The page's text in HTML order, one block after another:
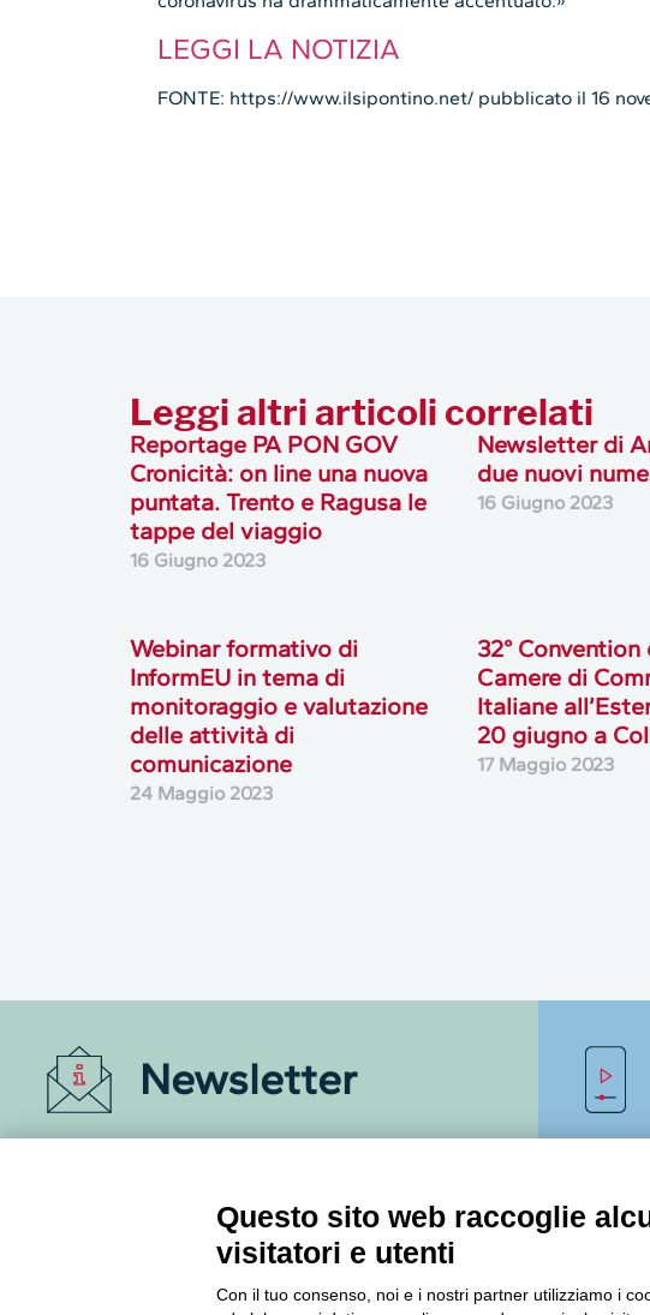
LEGGI LA NOTIZIA
FONTE: https://www.ilsipontino.net/ pubblicato il 16
Leggi altri articoli correlati
Reportage PA PON GOV
Cronicità: on line una nuova
puntata. Trento e Ragusa le
tappe del viaggio
16 Giugno 2023
Newsletter di
due nuovi
16 Giugno 2023
Webinar formativo di
InformEU in tema di
monitoraggio e valutazione
delle attività di
comunicazione
24 Maggio 2023
32° Convention
Camere di
Italiane
20 giugno a
17 Maggio 2023
Newsletter
Accedi o iscriviti alla nostra Newsletter Legacoop
Questo sito web raccoglie
visitatori e utenti
Con il tuo consenso, noi e i nostri partner utilizziamo i